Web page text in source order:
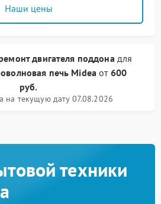
Наши цены
двигателя поддонадля
печь Mideaот 600
руб.
на текущую дату 07.08.2026
техники